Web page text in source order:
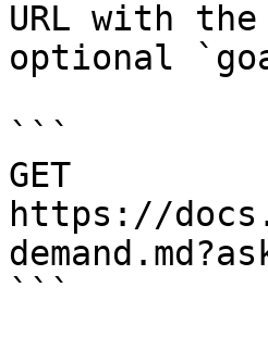
URL with
optional
```
GET
https://
```